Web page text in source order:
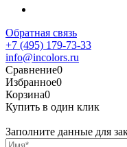
Обратная связь
+7 (495) 179-73-33
info@incolors.ru
Сравнение0
Избранное0
Корзина0
Купить в один клик
Заполните данные для